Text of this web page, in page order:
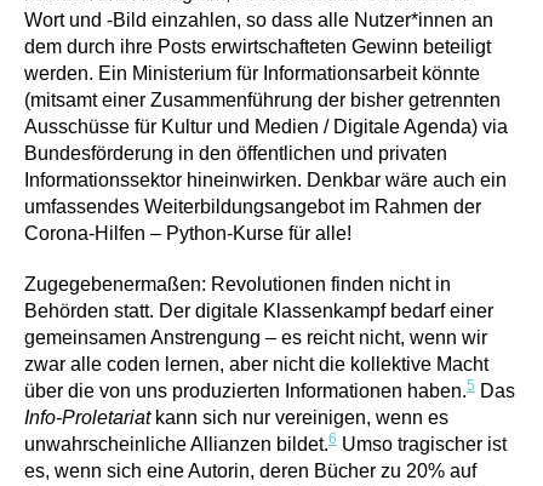
Wort und -Bild einzahlen, so dass alle Nutzer*innen an
dem durch ihre Posts erwirtschafteten Gewinn beteiligt
werden. Ein Ministerium für Informationsarbeit könnte
(mitsamt einer Zusammenführung der bisher getrennten
Ausschüsse für Kultur und Medien / Digitale Agenda) via
Bundesförderung in den öffentlichen und privaten
Informationssektor hineinwirken. Denkbar wäre auch ein
umfassendes Weiterbildungsangebot im Rahmen der
Corona-Hilfen – Python-Kurse für alle!
Zugegebenermaßen: Revolutionen finden nicht in
Behörden statt. Der digitale Klassenkampf bedarf einer
gemeinsamen Anstrengung – es reicht nicht, wenn wir
zwar alle coden lernen, aber nicht die kollektive Macht
über die von uns produzierten Informationen haben.5 Das
Info-Proletariatkann sich nur vereinigen, wenn es
unwahrscheinliche Allianzen bildet.6 Umso tragischer ist
es, wenn sich eine Autorin, deren Bücher zu 20% auf